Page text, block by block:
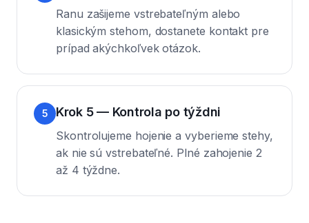
Ranu zašijeme vstrebateľným alebo
klasickým stehom, dostanete kontakt pre
prípad akýchkoľvek otázok.
5 Krok 5 — Kontrola po týždni
Skontrolujeme hojenie a vyberieme stehy,
ak nie sú vstrebateľné. Plné zahojenie 2
až 4 týždne.